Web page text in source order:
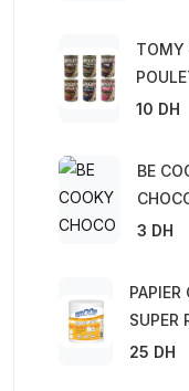
TOMY
10 DH
BE
3 DH
SUPER
25 DH